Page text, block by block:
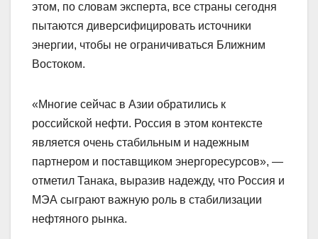
этом, по словам эксперта, все страны сегодня
пытаются диверсифицировать источники
энергии, чтобы не ограничиваться Ближним
Востоком.
«Многие сейчас в Азии обратились к
российской нефти. Россия в этом контексте
является очень стабильным и надежным
партнером и поставщиком энергоресурсов», —
отметил Танака, выразив надежду, что Россия и
МЭА сыграют важную роль в стабилизации
нефтяного рынка.